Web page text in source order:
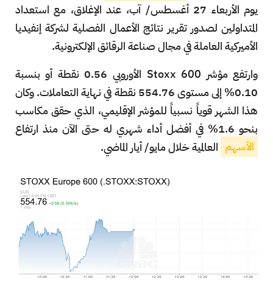
يوم الأربعاء 27 أغسطس/ آب، عند الإغلاق، مع استعداد
المتداولين لصدور تقرير نتائج الأعمال الفصلية لشركة إنفيديا
الأميركية العاملة في مجال صناعة الرقائق الإلكترونية.
وارتفع مؤشر Stoxx 600 الأوروبي 0.56 نقطة أو بنسبة
0.10% إلى مستوى 554.76 نقطة في نهاية التعاملات. وكان
هذا الشهر قوياً نسبياً للمؤشر الإقليمي، الذي حقق مكاسب
بنحو 1.6% في أفضل أداء شهري له حتى الآن منذ ارتفاع
الأسهم العالمية خلال مايو/ أيار الماضي.